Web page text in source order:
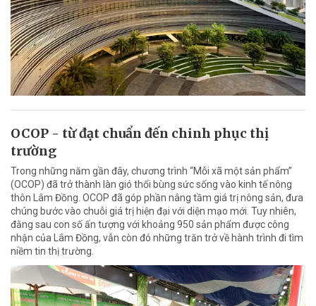
OCOP - từ đạt chuẩn đến chinh phục thị
trường
Trong những năm gần đây, chương trình “Mỗi xã một sản phẩm”
(OCOP) đã trở thành làn gió thổi bùng sức sống vào kinh tế nông
thôn Lâm Đồng. OCOP đã góp phần nâng tầm giá trị nông sản, đưa
chúng bước vào chuỗi giá trị hiện đại với diện mạo mới. Tuy nhiên,
đằng sau con số ấn tượng với khoảng 950 sản phẩm được công
nhận của Lâm Đồng, vẫn còn đó những trăn trở về hành trình đi tìm
niềm tin thị trường.